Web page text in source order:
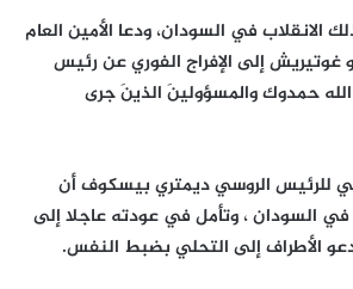
الانقلاب في السودان، ودعا الأمين العام
غوتيريش إلى الإفراج الفوري عن رئيس
الله حمدوك والمسؤولينَ الذينَ جرى
للرئيس الروسي ديمتري بيسكوف أن
في السودان ، وتأمل في عودته عاجلا إلى
الأطراف إلى التحلي بضبط النفس.